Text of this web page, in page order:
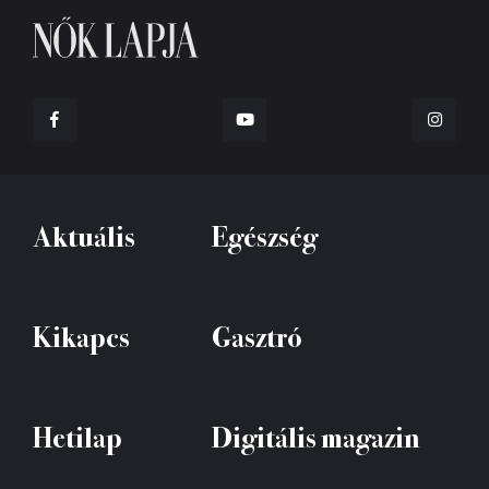
Aktuális Egészség
Kikapcs Gasztró
Hetilap Digitális magazin